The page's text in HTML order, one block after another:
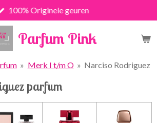
Parfum Pink
100% Originele geuren
» Merk I t/m O » Narciso Rodriguez
parfum